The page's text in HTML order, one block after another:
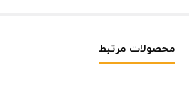
محصولات مرتبط